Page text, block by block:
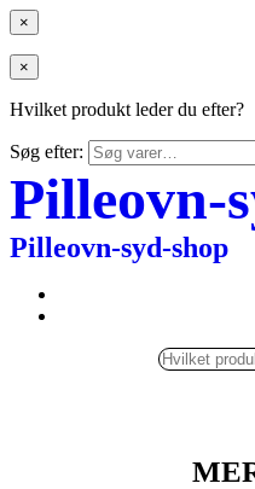
×
×
Hvilket produkt leder du efter?
Søg efter:
Pilleovn-
Pilleovn-syd-shop